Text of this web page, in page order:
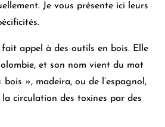
Je vous présente ici leurs
fait appel à des outils en bois. Elle
et son nom vient du mot
bois », madeira, ou de l’espagnol,
circulation des toxines par des